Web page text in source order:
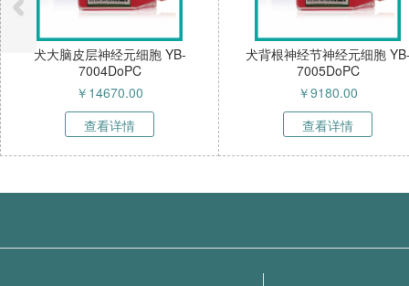
犬背根神经节神经元细胞 YB-
7005DoPC
￥9180.00
查看详情
犬骨髓间充质干细胞 YB-
7006DoPC
￥7380.00
查看详情